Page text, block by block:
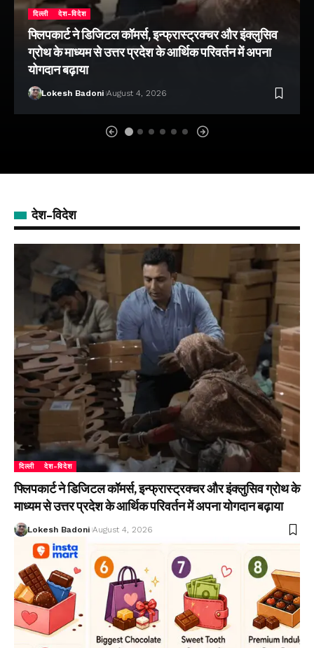
दिल्ली देश-विदेश
फ्लिपकार्ट ने डिजिटल कॉमर्स, इन्फ्रास्ट्रक्चर और इंक्लुसिव
ग्रोथ के माध्यम से उत्तर प्रदेश के आर्थिक परिवर्तन में अपना
योगदान बढ़ाया
Lokesh Badoni August 4, 2026
देश-विदेश
दिल्ली देश-विदेश
फ्लिपकार्ट ने डिजिटल कॉमर्स, इन्फ्रास्ट्रक्चर और इंक्लुसिव ग्रोथ के
माध्यम से उत्तर प्रदेश के आर्थिक परिवर्तन में अपना योगदान बढ़ाया
Lokesh Badoni August 4, 2026